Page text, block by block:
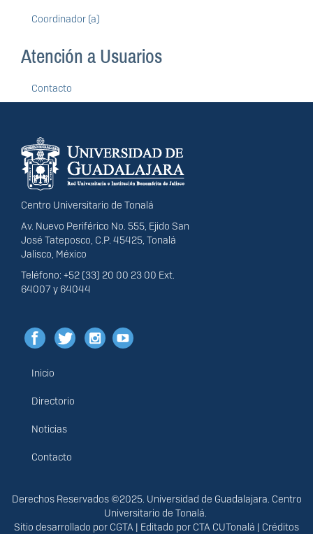
Coordinador (a)
Atención a Usuarios
Contacto
Información del
portal
Centro Universitario de Tonalá
Av. Nuevo Periférico No. 555, Ejido San
José Tateposco, C.P. 45425, Tonalá
Jalisco, México
Teléfono: +52 (33) 20 00 23 00 Ext.
64007 y 64044
Menú
principal
Inicio
Directorio
Noticias
Contacto
Derechos
Derechos Reservados ©2025. Universidad de Guadalajara. Centro
Universitario de Tonalá.
Sitio desarrollado por CGTA | Editado por CTA CUTonalá | Créditos